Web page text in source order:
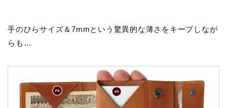
手のひらサイズ＆7mmという驚異的な薄さをキープしなが
らも…